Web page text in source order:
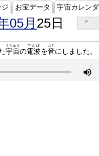
お宝データ 宇宙カレン
05月 25日 >
宇宙
うちゅう
の電波
でんぱ
を音
おと
にしました。